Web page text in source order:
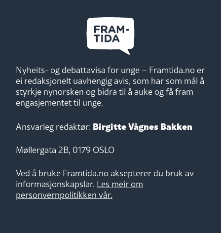
Nyheits- og debattavisa for unge – Framtida.no er
ei redaksjonelt uavhengig avis, som har som mål å
styrkje nynorsken og bidra til å auke og få fram
engasjementet til unge.
Ansvarleg redaktør: Birgitte Vågnes Bakken
Møllergata 2B, 0179 OSLO
Ved å bruke Framtida.no aksepterer du bruk av
informasjonskapslar. Les meir om
personvernpolitikken vår.